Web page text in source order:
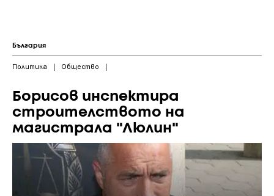
България
Политика | Общество |
Борисов инспектира
строителството на
магистрала "Люлин"